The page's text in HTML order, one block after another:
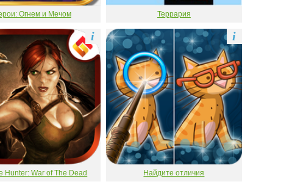
Огнем и Мечом Террария
Hunter: War of The Dead
i
Найдите отличия
i